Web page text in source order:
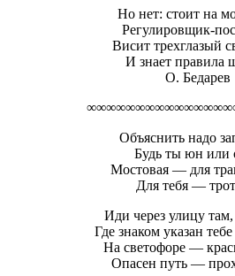
Но нет: стоит на
Регулировщик-
Висит трехглазый
И знает правила
О. Бедарев
Объяснить надо
Будь ты юн или
Мостовая — для
Для тебя —
Иди через улицу
Где знаком указан
На светофоре —
Опасен путь —